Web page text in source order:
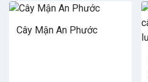
Cây Mận An Phước